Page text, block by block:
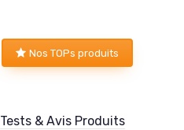
Nos TOPs produits
Tests & Avis Produits